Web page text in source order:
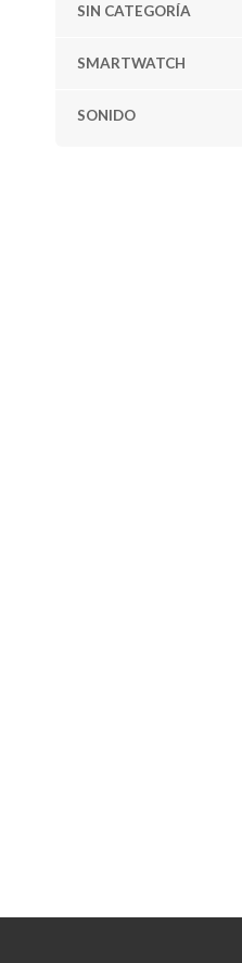
SIN CATEGORÍA
SMARTWATCH
SONIDO